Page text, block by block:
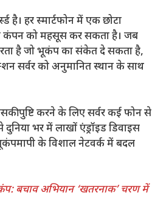
है। हर स्मार्टफोन में एक छोटा
कंपन को महसूस कर सकता है। जब
है जो भूकंप का संकेत दे सकता है,
सर्वर को अनुमानित स्थान के साथ
पुष्टि करने के लिए सर्वर कई फोन से
भर में लाखों एंड्रॉइड डिवाइस
के विशाल नेटवर्क में बदल
बचाव अभियान ‘खतरनाक’ चरण में